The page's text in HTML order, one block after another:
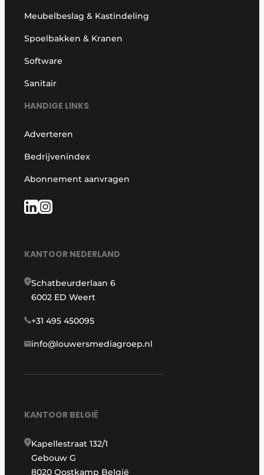
Meubelbeslag & Kastindeling
Spoelbakken & Kranen
Software
Sanitair
HANDIGE LINKS
Adverteren
Bedrijvenindex
Abonnement aanvragen
KANTOOR NEDERLAND
Schatbeurderlaan 6
6002 ED Weert
+31 495 450095
info@louwersmediagroep.nl
KANTOOR BELGIË
Kapellestraat 132/1
Gebouw G
8020 Oostkamp België